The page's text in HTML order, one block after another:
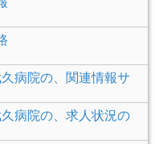
病院の、関連情報サ
病院の、求人状況の